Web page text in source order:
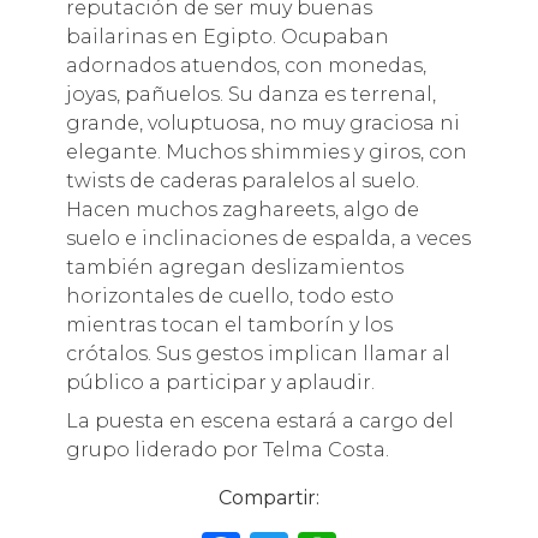
reputación de ser muy buenas
bailarinas en Egipto. Ocupaban
adornados atuendos, con monedas,
joyas, pañuelos. Su danza es terrenal,
grande, voluptuosa, no muy graciosa ni
elegante. Muchos shimmies y giros, con
twists de caderas paralelos al suelo.
Hacen muchos zaghareets, algo de
suelo e inclinaciones de espalda, a veces
también agregan deslizamientos
horizontales de cuello, todo esto
mientras tocan el tamborín y los
crótalos. Sus gestos implican llamar al
público a participar y aplaudir.
La puesta en escena estará a cargo del
grupo liderado por Telma Costa.
Compartir: